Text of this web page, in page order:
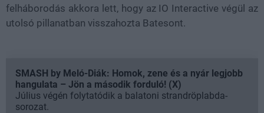
felháborodás akkora lett, hogy az IO Interactive végül az
utolsó pillanatban visszahozta Batesont.
SMASH by Meló-Diák: Homok, zene és a nyár legjobb
hangulata – Jön a második forduló! (X)
Július végén folytatódik a balatoni strandröplabda-
sorozat.